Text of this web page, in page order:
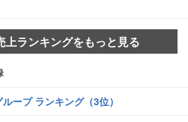
上ランキングをもっと見る
ープ ランキング（3位）